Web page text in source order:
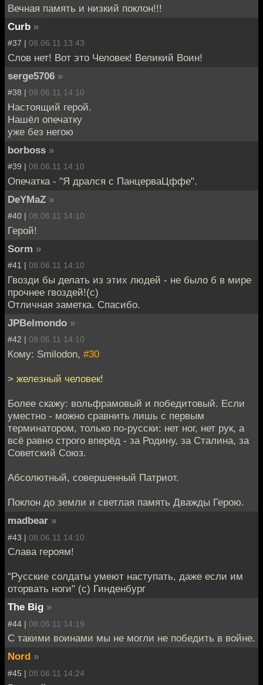
Вечная память и низкий поклон!!!
Curb »
#37 | 08.06.11 13:43
Слов нет! Вот это Человек! Великий Воин!
serge5706 »
#38 | 08.06.11 14:10
Настоящий герой.
Нашёл опечатку
уже без негою
borboss »
#39 | 08.06.11 14:10
Опечатка - "Я дрался с ПанцерваЦффе".
DeYMaZ »
#40 | 08.06.11 14:10
Герой!
Sorm »
#41 | 08.06.11 14:10
Гвозди бы делать из этих людей - не было б в мире
прочнее гвоздей!(с)
Отличная заметка. Спасибо.
JPBelmondo »
#42 | 08.06.11 14:10
Кому: Smilodon, #30
> железный человек!
Более скажу: вольфрамовый и победитовый. Если
уместно - можно сравнить лишь с первым
терминатором, только по-русски: нет ног, нет рук, а
всё равно строго вперёд - за Родину, за Сталина, за
Советский Союз.
Абсолютный, совершенный Патриот.
Поклон до земли и светлая память Дважды Герою.
madbear »
#43 | 08.06.11 14:10
Слава героям!
"Русские солдаты умеют наступать, даже если им
оторвать ноги" (с) Гинденбург
The Big »
#44 | 08.06.11 14:19
С такими воинами мы не могли не победить в войне.
Nord »
#45 | 08.06.11 14:24